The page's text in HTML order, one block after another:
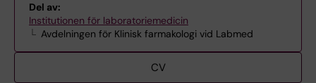
Del av:
Institutionen för laboratoriemedicin
Avdelningen för Klinisk farmakologi vid Labmed
CV